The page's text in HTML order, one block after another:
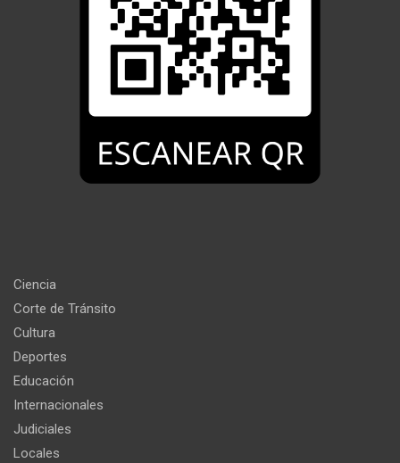
Ciencia
Corte de Tránsito
Cultura
Deportes
Educación
Internacionales
Judiciales
Locales